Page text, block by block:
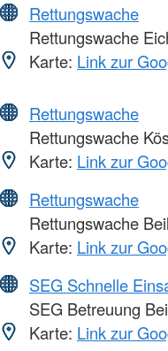
Rettungswache
Rettungswache
Karte: Link zur
Rettungswache
Rettungswache
Karte: Link zur
Rettungswache
Rettungswache
Karte: Link zur
SEG Schnelle
SEG Betreuung
Karte: Link zur